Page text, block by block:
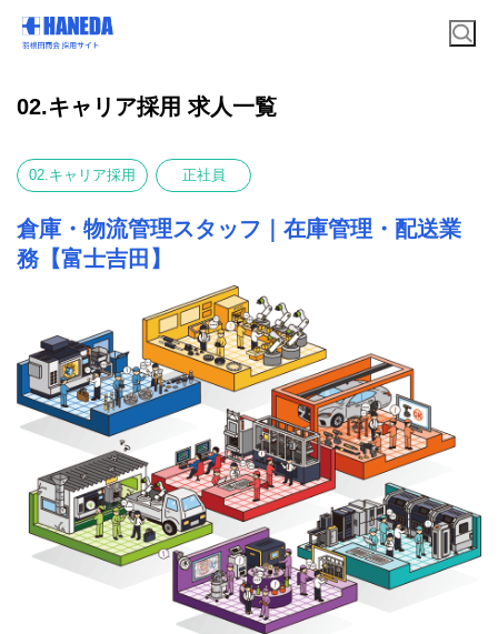
02.キャリア採用 求人一覧
02.キャリア採用 正社員
倉庫・物流管理スタッフ｜在庫管理・配送業
務【富士吉田】